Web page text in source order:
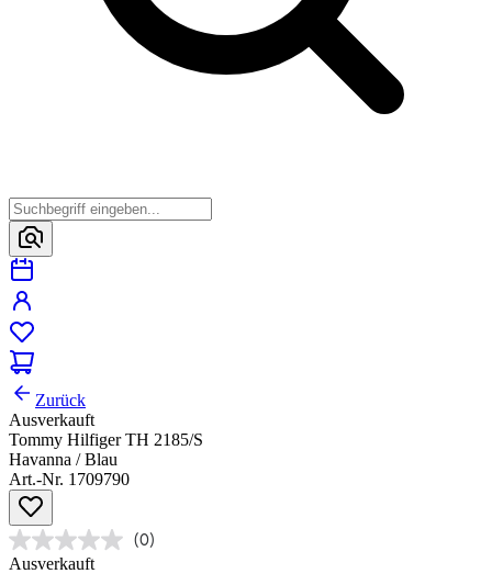
Zurück
Ausverkauft
Tommy Hilfiger TH 2185/S
Havanna / Blau
Art.-Nr. 1709790
(0)
Ausverkauft